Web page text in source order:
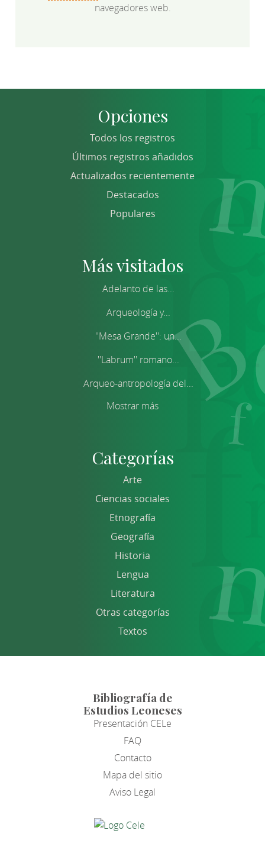
navegadores web.
Opciones
Todos los registros
Últimos registros añadidos
Actualizados recientemente
Destacados
Populares
Más visitados
Adelanto de las...
Arqueología y...
''Mesa Grande'': un...
''Labrum'' romano...
Arqueo-antropología del...
Mostrar más
Categorías
Arte
Ciencias sociales
Etnografía
Geografía
Historia
Lengua
Literatura
Otras categorías
Textos
Bibliografía de
Estudios Leoneses
Presentación CELe
FAQ
Contacto
Mapa del sitio
Aviso Legal